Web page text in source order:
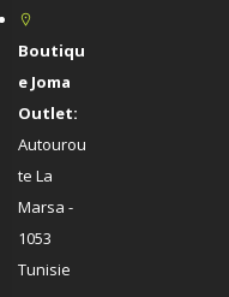
Boutiqu
e Joma
Outlet:
Autourou
te La
Marsa -
1053
Tunisie